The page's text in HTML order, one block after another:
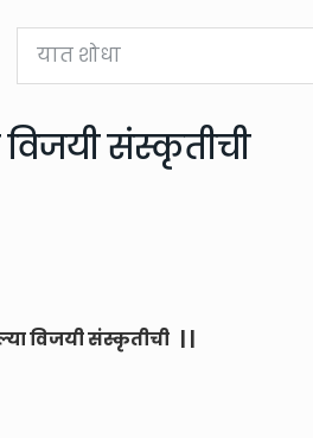
विजयी संस्कृतीची
विजयी संस्कृतीची | |